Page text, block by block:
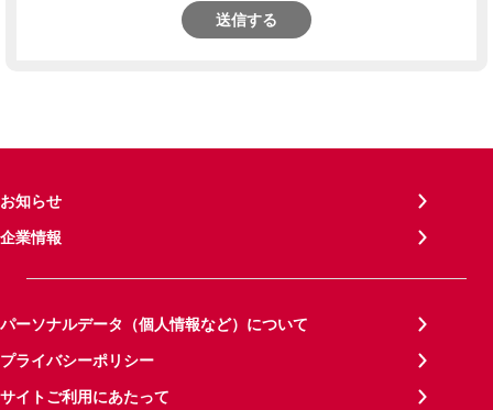
送信する
お知らせ
企業情報
パーソナルデータ（個人情報など）について
プライバシーポリシー
サイトご利用にあたって